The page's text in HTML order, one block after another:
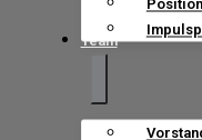
Team